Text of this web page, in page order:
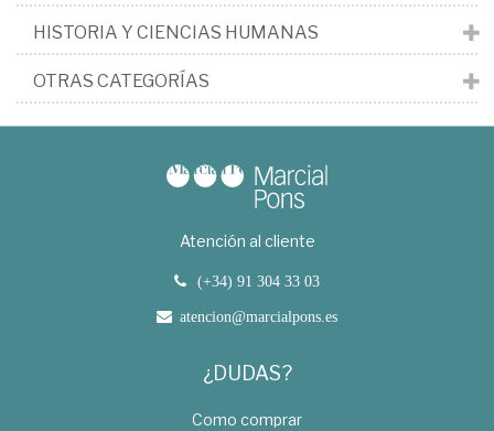
HISTORIA Y CIENCIAS HUMANAS
OTRAS CATEGORÍAS
Atención al cliente
(+34) 91 304 33 03
atencion@marcialpons.es
¿DUDAS?
Como comprar